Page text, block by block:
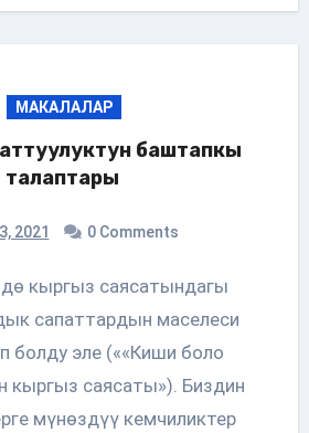
МАКАЛАЛАР
баштапкы
талаптары
2021 0 Comments
кыргыз саясатындагы
сапаттардын маселеси
болду эле (««Киши боло
кыргыз саясаты»). Биздин
мүнөздүү кемчиликтер